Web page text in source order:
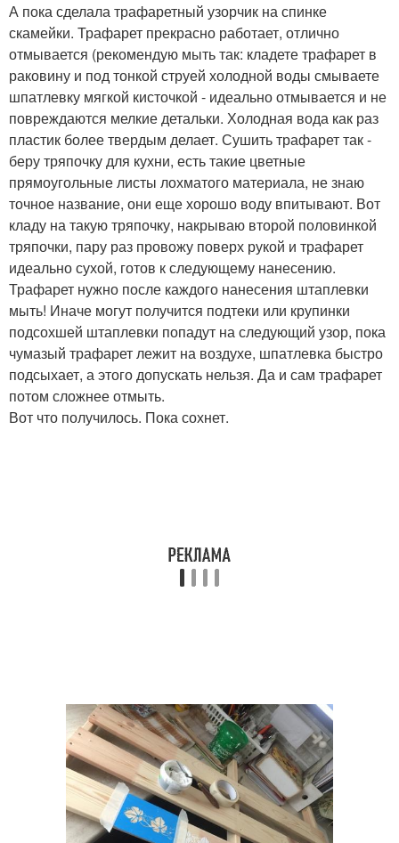
А пока сделала трафаретный узорчик на спинке
скамейки. Трафарет прекрасно работает, отлично
отмывается (рекомендую мыть так: кладете трафарет в
раковину и под тонкой струей холодной воды смываете
шпатлевку мягкой кисточкой - идеально отмывается и не
повреждаются мелкие детальки. Холодная вода как раз
пластик более твердым делает. Сушить трафарет так -
беру тряпочку для кухни, есть такие цветные
прямоугольные листы лохматого материала, не знаю
точное название, они еще хорошо воду впитывают. Вот
кладу на такую тряпочку, накрываю второй половинкой
тряпочки, пару раз провожу поверх рукой и трафарет
идеально сухой, готов к следующему нанесению.
Трафарет нужно после каждого нанесения штаплевки
мыть! Иначе могут получится подтеки или крупинки
подсохшей штаплевки попадут на следующий узор, пока
чумазый трафарет лежит на воздухе, шпатлевка быстро
подсыхает, а этого допускать нельзя. Да и сам трафарет
потом сложнее отмыть.
Вот что получилось. Пока сохнет.